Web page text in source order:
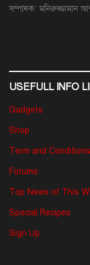
সম্পাদক: মনিরুজ্জামান
USEFULL INFO
Gadgets
Shop
Term and Conditions
Forums
Top News of This
Special Recipes
Sign Up